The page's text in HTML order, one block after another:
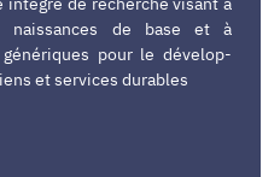
naissances de base et à
pour le dévelop-
et services durables